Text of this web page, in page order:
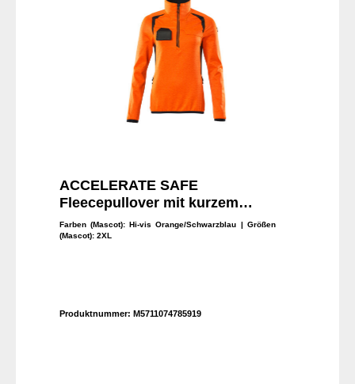
ACCELERATE SAFE
Fleecepullover mit kurzem
Reißverschluss
Farben (Mascot): Hi-vis Orange/Schwarzblau | Größen
(Mascot): 2XL
Produktnummer: M5711074785919